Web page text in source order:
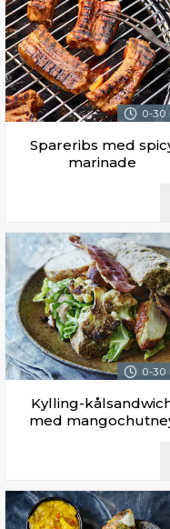
0-30
Spareribs med
marinade
0-30
Kylling-
med